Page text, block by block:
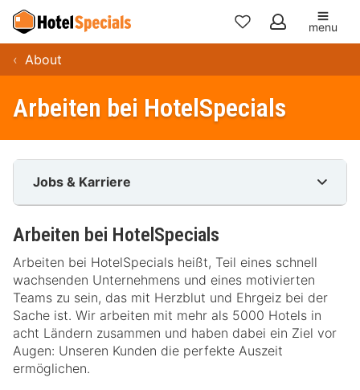
Meine
menu
About
Arbeiten bei HotelSpecials
Jobs & Karriere
Arbeiten bei HotelSpecials
Arbeiten bei HotelSpecials heißt, Teil eines schnell
wachsenden Unternehmens und eines motivierten
Teams zu sein, das mit Herzblut und Ehrgeiz bei der
Sache ist. Wir arbeiten mit mehr als 5000 Hotels in
acht Ländern zusammen und haben dabei ein Ziel vor
Augen: Unseren Kunden die perfekte Auszeit
ermöglichen.